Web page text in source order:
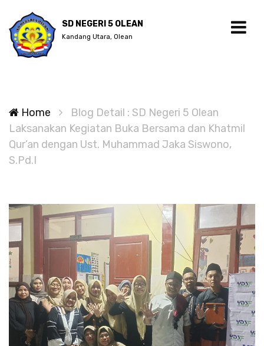
SD NEGERI 5 OLEAN
Kandang Utara, Olean
Home
Blog Detail : SD Negeri 5 Olean
Laksanakan Kegiatan Buka Bersama dan Khatmil
Qur’an dengan Ust. Muhammad Jaka Siswono,
S.Pd.I